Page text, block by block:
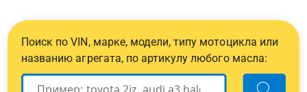
Поиск по VIN, марке, модели, типу мотоцикла или
названию агрегата, по артикулу любого масла: